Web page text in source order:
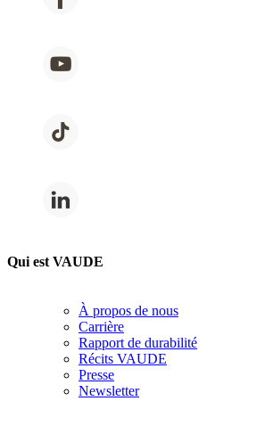
Qui est VAUDE
À propos de nous
Carrière
Rapport de durabilité
Récits VAUDE
Presse
Newsletter